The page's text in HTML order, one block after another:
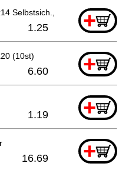
Selbstsich., Cm9uby+
1.25
(10st) +
6.60
+
1.19
+
16.69